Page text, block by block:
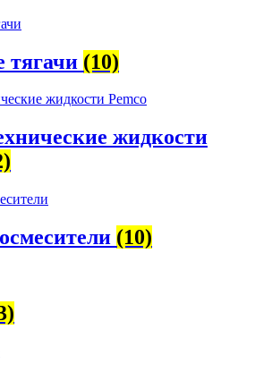
тягачи (10)
жидкости
(10)